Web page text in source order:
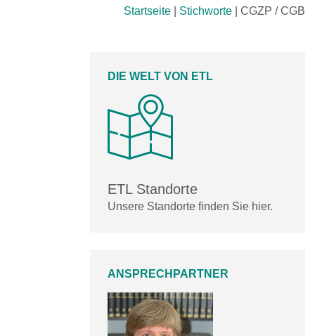
Startseite Stichworte CGZP / CGB
DIE WELT VON ETL
ETL Standorte
Unsere Standorte finden Sie hier.
ANSPRECHPARTNER